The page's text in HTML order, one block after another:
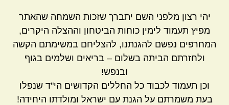
יהי רצון מלפני השם יתברך שזכות השמחה שהאתר
מפיץ תעמוד לימין כוחות הביטחון וההצלה היקרים,
המחרפים נפשם להגנתנו, להצליחם במשימתם הקשה
ולחזרתם הביתה בשלום – בריאים ושלמים בגוף
ובנפש!
וכן תעמוד לכבוד כל החללים הקדושים הי"ד שנפלו
בעת משמרתם על הגנת עם ישראל ומולדתו היחידה!